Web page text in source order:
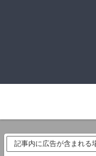
記事内に広告が含まれる